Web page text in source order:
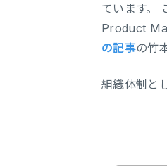
ています。
Product
の記事の竹
組織体制と